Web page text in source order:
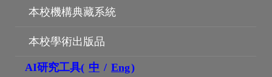
本校機構典藏系統
本校學術出版品
AI研究工具( 中 / Eng)